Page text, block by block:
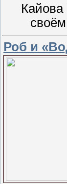
Кайова
Роб и